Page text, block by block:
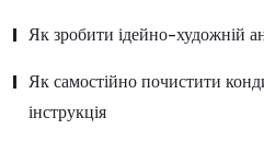
Як зробити ідейно-художній
Як самостійно почистити
інструкція